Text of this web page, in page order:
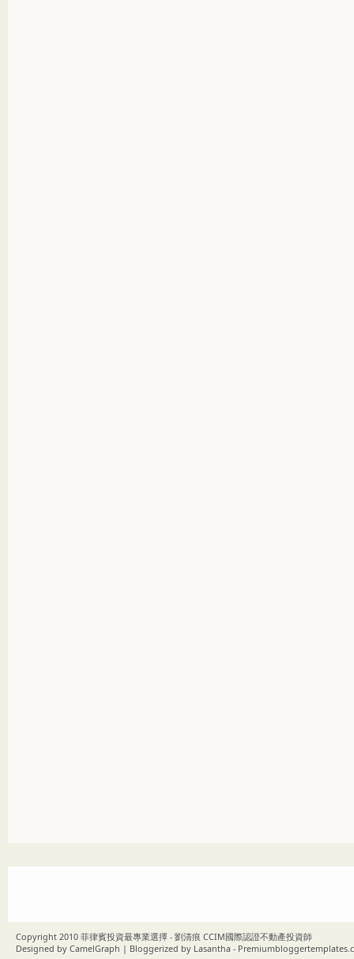
Copyright 2010 菲律賓投資最專業選擇 - 劉清痕 CCIM國際認證不動產投資師
Designed by CamelGraph | Bloggerized by Lasantha -